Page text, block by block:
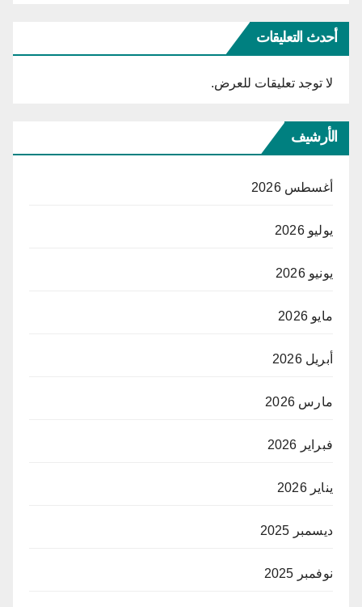
أحدث التعليقات
لا توجد تعليقات للعرض.
الأرشيف
أغسطس 2026
يوليو 2026
يونيو 2026
مايو 2026
أبريل 2026
مارس 2026
فبراير 2026
يناير 2026
ديسمبر 2025
نوفمبر 2025